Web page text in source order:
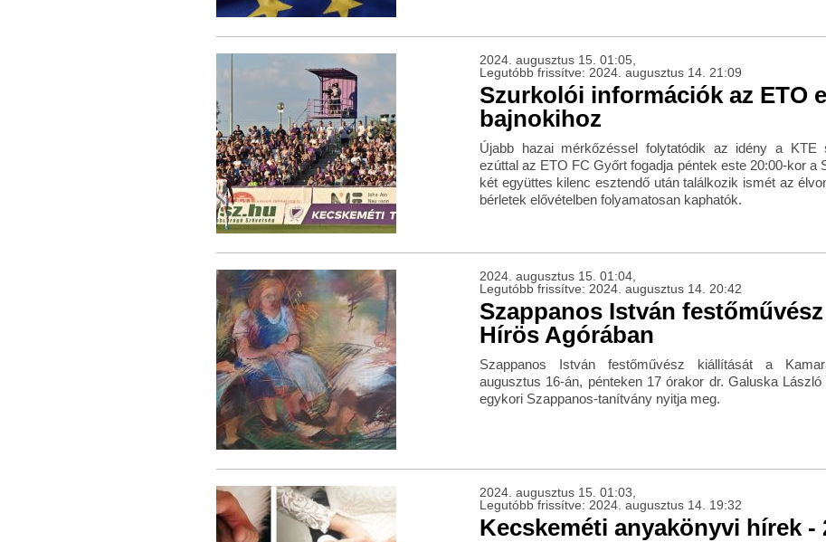
2024. augusztus 15. 01:05,
Legutóbb frissítve: 2024. augusztus 14. 21:09
Szurkolói információk az ETO
bajnokihoz
Újabb hazai mérkőzéssel folytatódik az idény a KTE
ezúttal az ETO FC Győrt fogadja péntek este 20:00-kor a
két együttes kilenc esztendő után találkozik ismét az
bérletek elővételben folyamatosan kaphatók.
2024. augusztus 15. 01:04,
Legutóbb frissítve: 2024. augusztus 14. 20:42
Szappanos István
Hírös Agórában
Szappanos István festőművész kiállítását a
augusztus 16-án, pénteken 17 órakor dr. Galuska
egykori Szappanos-tanítvány nyitja meg.
2024. augusztus 15. 01:03,
Legutóbb frissítve: 2024. augusztus 14. 19:32
Kecskeméti anyakönyvi hírek -